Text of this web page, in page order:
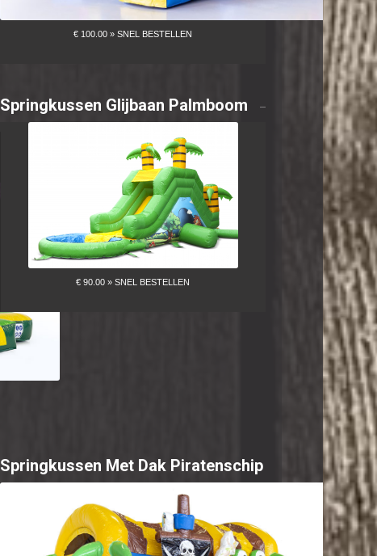
Springkussen Glijbaan Palmboom
Springkussen Met Dak Piratenschip